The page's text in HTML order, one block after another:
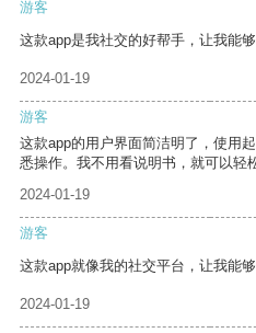
游客
这款app是我社交的好帮手，让我能
2024-01-19
游客
这款app的用户界面简洁明了，使用
悉操作。我不用看说明书，就可以轻
2024-01-19
游客
这款app就像我的社交平台，让我能
2024-01-19